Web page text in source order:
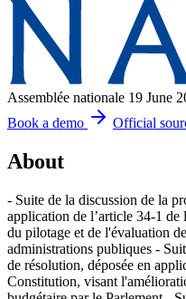
Assemblée nationale 19 June
Book a demo
Official
About
- Suite de la discussion de la
application de l’article 34-1
du pilotage et de l'évaluation
administrations publiques -
de résolution, déposée en
Constitution, visant